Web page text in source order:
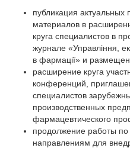
публикация актуальных
материалов в
круга специалистов в
журнале «Управління,
в фармації» и
расширение круга
конференций,
специалистов
производственных
фармацевтического
продолжение работы
направлениям для